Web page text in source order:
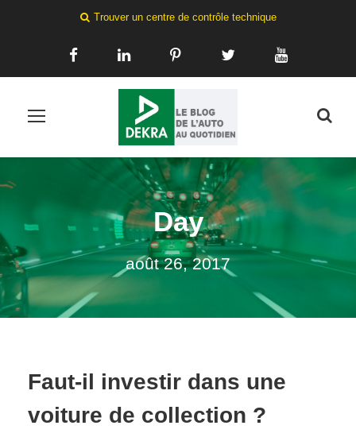
Trouver un centre de contrôle technique
Day
août 26, 2017
Faut-il investir dans une
voiture de collection ?